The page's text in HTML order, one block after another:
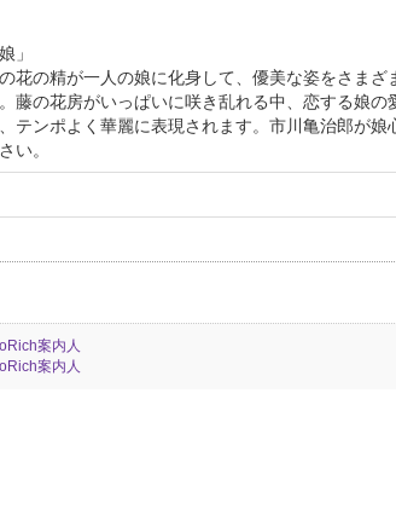
」
花の精が一人の娘に化身して、優美な姿をさまざ
藤の花房がいっぱいに咲き乱れる中、恋する娘の
テンポよく華麗に表現されます。市川亀治郎が
い。
案内人
案内人